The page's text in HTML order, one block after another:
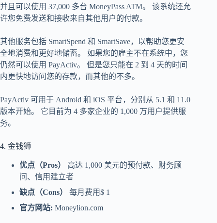
并且可以使用 37,000 多台 MoneyPass ATM。 该系统还允
许您免费发送和接收来自其他用户的付款。
其他服务包括 SmartSpend 和 SmartSave，以帮助您更安
全地消费和更好地储蓄。 如果您的雇主不在系统中，您
仍然可以使用 PayActiv。 但是您只能在 2 到 4 天的时间
内更快地访问您的存款，而其他的不多。
PayActiv 可用于 Android 和 iOS 平台，分别从 5.1 和 11.0
版本开始。 它目前为 4 多家企业的 1,000 万用户提供服
务。
4. 金钱狮
优点（Pros）
高达 1,000 美元的预付款、财务顾
问、信用建立者
缺点（Cons）
每月费用$ 1
官方网站: Moneylion.com